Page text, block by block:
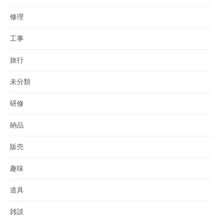
修理
工事
旅行
未分類
研修
納品
販売
趣味
道具
雑談